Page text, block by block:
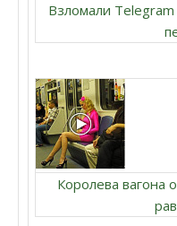
Взломали
Королева вагона